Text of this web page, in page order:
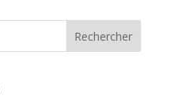
Rechercher